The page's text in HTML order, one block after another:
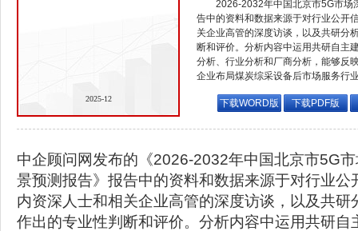
2025-12
2026-2032年中国北京市5G市场
告中的资料和数据来源于对行业公开
关企业高管的深度访谈，以及共研分
断和评价。分析内容中运用共研自主
分析、行业分析和厂商分析，能够反
企业布局煤炭综采设备后市场服务行
下载WORD版 下载PDF版
中企顾问网发布的《2026-2032年中国北京市5G
景预测报告》报告中的资料和数据来源于对行业公
内资深人士和相关企业高管的深度访谈，以及共研
作出的专业性判断和评价。分析内容中运用共研自